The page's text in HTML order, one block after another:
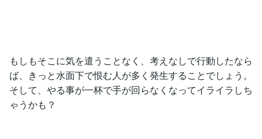
もしもそこに気を遣うことなく、考えなしで行動したなら
ば、きっと水面下で恨む人が多く発生することでしょう。
そして、やる事が一杯で手が回らなくなってイライラしち
ゃうかも？